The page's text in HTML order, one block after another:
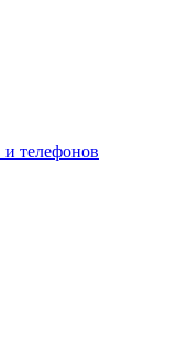
телефонов